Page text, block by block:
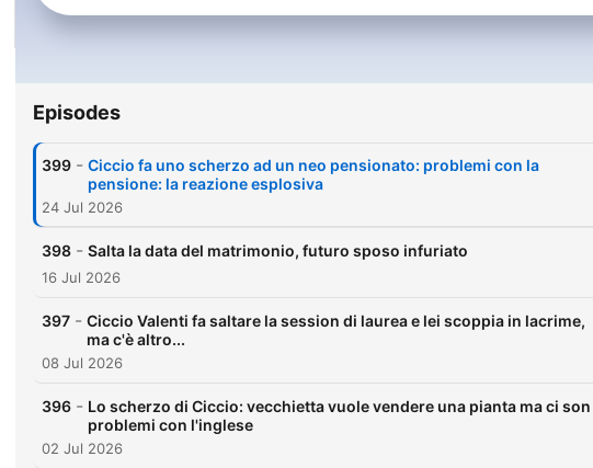
Ciccio.
Episodes
399 - Ciccio fa uno scherzo ad un neo pensionato: problemi con la
pensione: la reazione esplosiva
24 Jul 2026
398 - Salta la data del matrimonio, futuro sposo infuriato
16 Jul 2026
397 - Ciccio Valenti fa saltare la session di laurea e lei scoppia in lacrime,
ma c'è altro...
08 Jul 2026
396 - Lo scherzo di Ciccio: vecchietta vuole vendere una pianta ma ci son
problemi con l'inglese
02 Jul 2026